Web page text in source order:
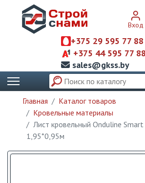
+375 29 595 77 88
+375 44 595 77 88
sales@gkss.by
Вход
Главная
Каталог товаров
Кровельные материалы
Лист кровельный Onduline
1,95*0,95м